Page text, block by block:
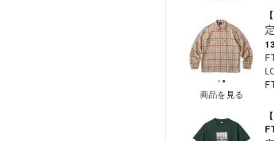
商品を見る